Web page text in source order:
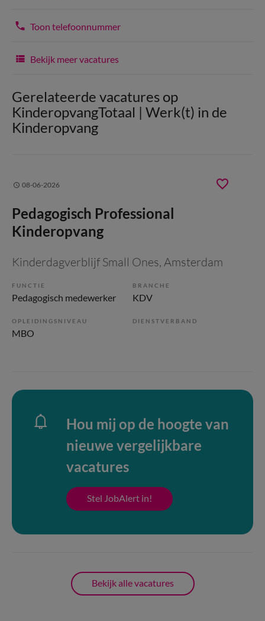
Toon telefoonnummer
Bekijk meer vacatures
Gerelateerde vacatures op
KinderopvangTotaal | Werk(t) in de
Kinderopvang
08-06-2026
Pedagogisch Professional
Kinderopvang
Kinderdagverblijf Small Ones, Amsterdam
FUNCTIE
Pedagogisch medewerker
BRANCHE
KDV
OPLEIDINGSNIVEAU
MBO
DIENSTVERBAND
Hou mij op de hoogte van
nieuwe vergelijkbare
vacatures
Stel JobAlert in!
Bekijk alle vacatures